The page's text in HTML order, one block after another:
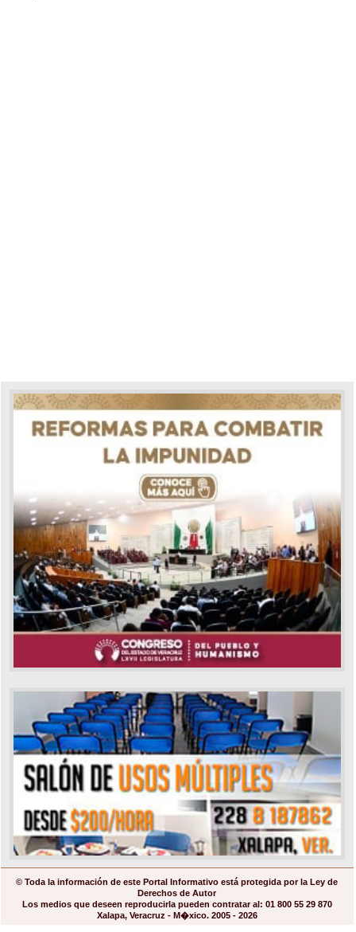
© Toda la información de este Portal Informativo está protegida por la Ley de
Derechos de Autor
Los medios que deseen reproducirla pueden contratar al: 01 800 55 29 870
Xalapa, Veracruz - M�xico. 2005 - 2026